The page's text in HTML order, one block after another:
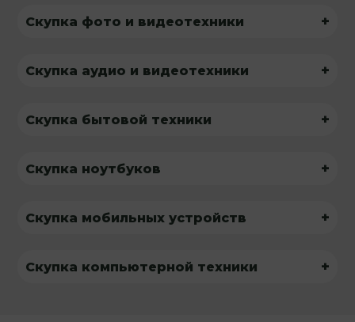
Скупка фото и видеотехники +
Скупка аудио и видеотехники +
Скупка бытовой техники +
Скупка ноутбуков +
Скупка мобильных устройств +
Скупка компьютерной техники +